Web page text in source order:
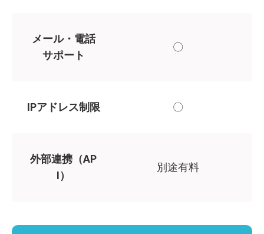
メール・電話
サポート
〇
IPアドレス制限 〇
外部連携（AP
I）
別途有料